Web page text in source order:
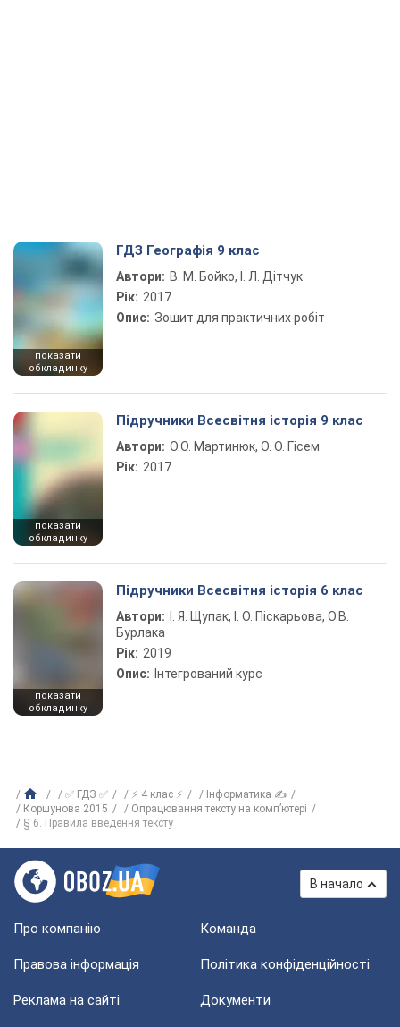
показати
обкладинку
ГДЗ Географія 9 клас
Автори: В. М. Бойко, І. Л. Дітчук
Рік: 2017
Опис: Зошит для практичних робіт
показати
обкладинку
Підручники Всесвітня історія 9 клас
Автори: О.О. Мартинюк, О. О. Гісем
Рік: 2017
показати
обкладинку
Підручники Всесвітня історія 6 клас
Автори:
І. Я. Щупак, І. О. Піскарьова, О.В.
Бурлака
Рік: 2019
Опис: Інтегрований курс
✅ ГДЗ ✅ ⚡ 4 клас ⚡
Інформатика ✍
Коршунова 2015
Опрацювання тексту на комп’ютері
§ 6. Правила введення тексту
В начало
Про компанію Команда
Правова інформація Політика конфіденційності
Реклама на сайті Документи